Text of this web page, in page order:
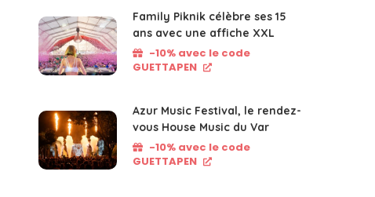
Family Piknik célèbre ses 15
ans avec une affiche XXL
-10% avec le code
GUETTAPEN
Azur Music Festival, le rendez-
vous House Music du Var
-10% avec le code
GUETTAPEN